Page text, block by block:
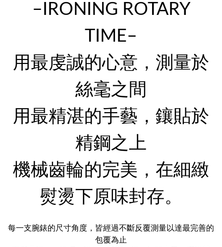
–IRONING ROTARY
TIME–
用最虔誠的心意，測量於
絲毫之間
用最精湛的手藝，鑲貼於
精鋼之上
機械齒輪的完美，在細緻
熨燙下原味封存。
每一支腕錶的尺寸角度，皆經過不斷反覆測量以達最完善的
包覆為止